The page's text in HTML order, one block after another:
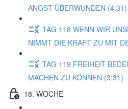
ANGST ÜBERWUNDEN (4:31)
TAG 118 WENN WIR
NIMMT DIE KRAFT ZU MIT
TAG 119 FREIHEIT
MACHEN ZU KÖNNEN (3:31)
18. WOCHE